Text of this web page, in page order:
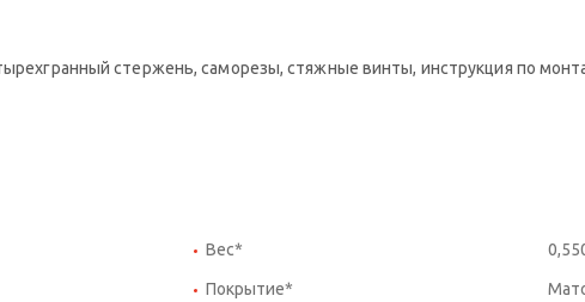
стержень, саморезы, стяжные винты, инструкция по
Вес*
Покрытие*